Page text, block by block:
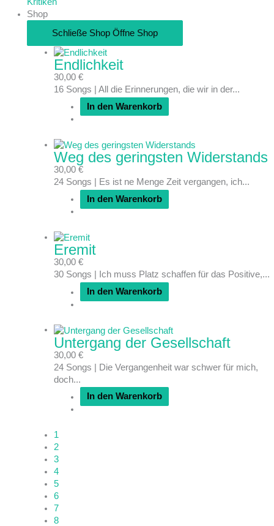
Shop
Schließe Shop Öffne Shop
Endlichkeit
30,00 €
16 Songs | All die Erinnerungen, die wir in der...
In den Warenkorb
Weg des geringsten Widerstands
30,00 €
24 Songs | Es ist ne Menge Zeit vergangen, ich...
In den Warenkorb
Eremit
30,00 €
30 Songs | Ich muss Platz schaffen für das Positive,...
In den Warenkorb
Untergang der Gesellschaft
30,00 €
24 Songs | Die Vergangenheit war schwer für mich,
doch...
In den Warenkorb
1
2
3
4
5
6
7
8